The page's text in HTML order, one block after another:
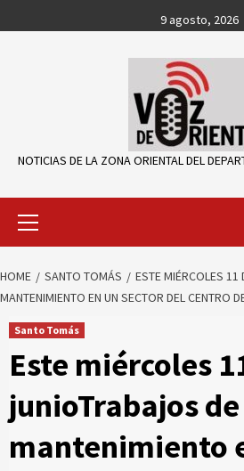
to
9 agosto, 2026
NOTICIAS DE LA ZONA ORIENTAL DEL
Primary
HOME SANTO TOMÁS
ESTE MIÉRCOLES
MANTENIMIENTO EN UN SECTOR DEL CENTRO
Santo Tomás
Este miércoles
junioTrabajos de
mantenimiento